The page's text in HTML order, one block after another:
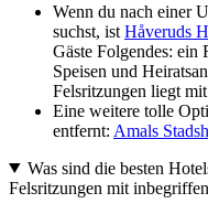
Wenn du nach einer
suchst, ist Håveruds
Gäste Folgendes: ein
Speisen und
Felsritzungen liegt
Eine weitere tolle
entfernt: Amals
Was sind die besten
Felsritzungen mit